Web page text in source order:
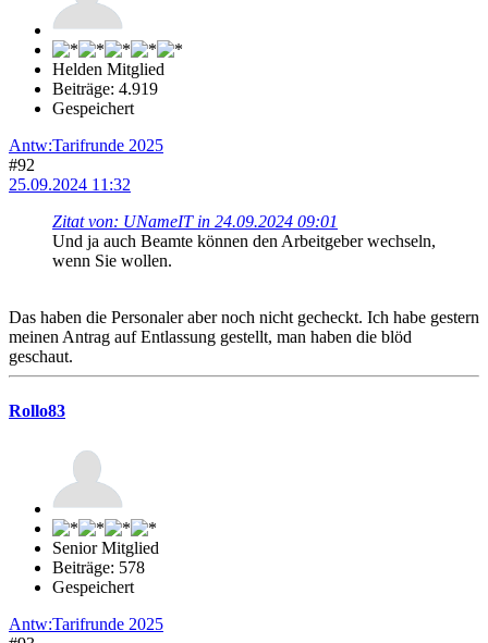
Helden Mitglied
Beiträge: 4.919
Gespeichert
Antw:Tarifrunde 2025
#92
25.09.2024 11:32
Zitat von: UNameIT in 24.09.2024 09:01
Und ja auch Beamte können den Arbeitgeber wechseln,
wenn Sie wollen.
Das haben die Personaler aber noch nicht gecheckt. Ich habe gestern
meinen Antrag auf Entlassung gestellt, man haben die blöd
geschaut.
Rollo83
Senior Mitglied
Beiträge: 578
Gespeichert
Antw:Tarifrunde 2025